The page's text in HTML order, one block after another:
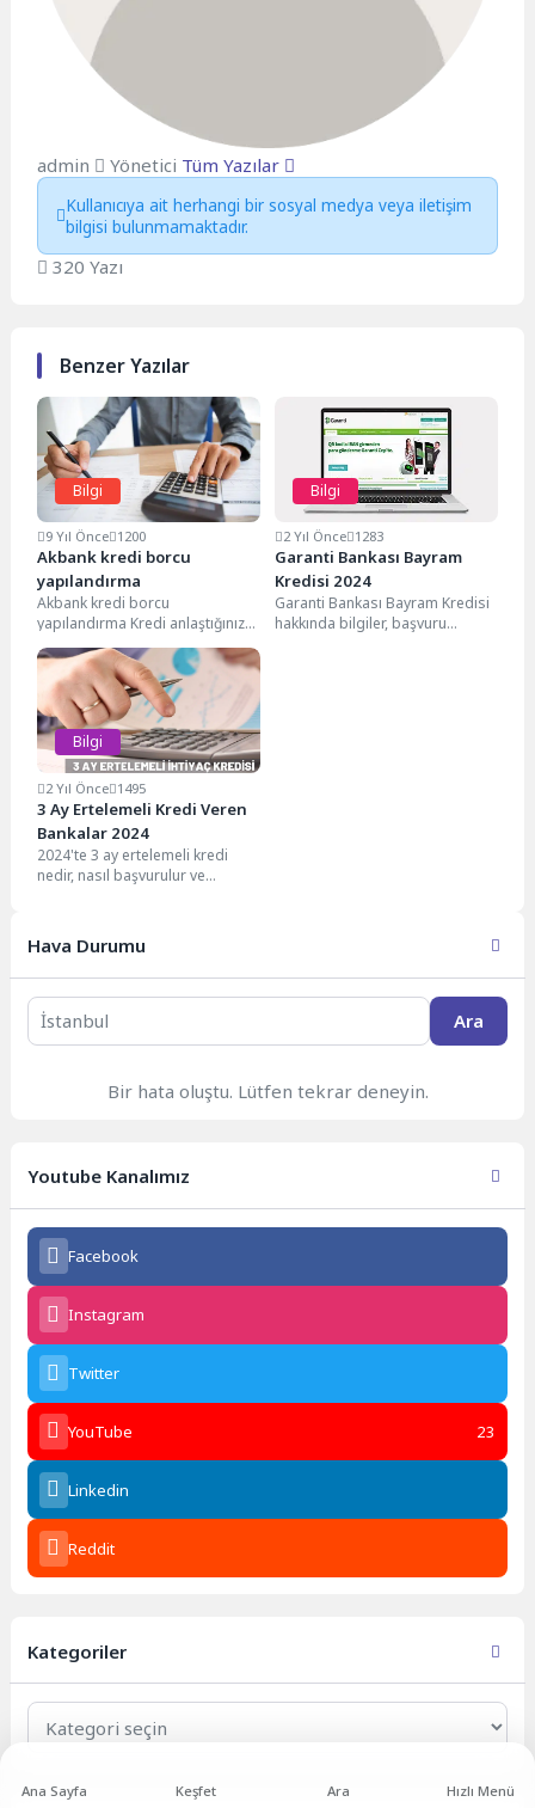
admin Yönetici Tüm Yazılar
Kullanıcıya ait herhangi bir sosyal medya veya iletişim
bilgisi bulunmamaktadır.
320 Yazı
Benzer Yazılar
Bilgi
9 Yıl Önce 1200
Akbank kredi borcu
yapılandırma
Akbank kredi borcu
yapılandırma Kredi anlaştığınız
bankalardan geri ödemek
koşulu ile alınan borç anlamına
da...
Bilgi
2 Yıl Önce 1283
Garanti Bankası Bayram
Kredisi 2024
Garanti Bankası Bayram Kredisi
hakkında bilgiler, başvuru
Bilgi
2 Yıl Önce 1495
3 Ay Ertelemeli Kredi Veren
Bankalar 2024
2024'te 3 ay ertelemeli kredi
nedir, nasıl başvurulur ve
kredi...
Hava Durumu
Ara
Bir hata oluştu. Lütfen tekrar deneyin.
Youtube Kanalımız
Facebook
Instagram
Twitter
YouTube 23
Linkedin
Reddit
Kategoriler
Kategoriler
Ana Sayfa Keşfet Ara Hızlı Menü